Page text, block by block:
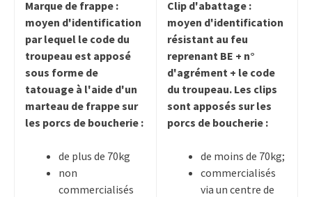
Marque de frappe :
moyen d'identification
par lequel le code du
troupeau est apposé
sous forme de
tatouage à l'aide d'un
marteau de frappe sur
les porcs de boucherie :
de plus de 70kg
non
commercialisés
Clip d'abattage :
moyen d'identification
résistant au feu
reprenant BE + n°
d'agrément + le code
du troupeau. Les clips
sont apposés sur les
porcs de boucherie :
de moins de 70kg;
commercialisés
via un centre de